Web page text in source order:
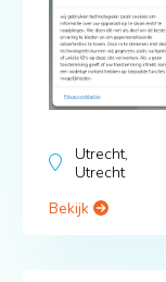
Utrecht,
Utrecht
Bekijk